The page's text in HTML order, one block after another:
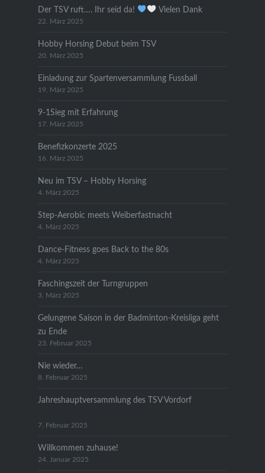
Der TSV ruft…. Ihr seid da! Vielen Dank
22. März 2025
Hobby Horsing Debut beim TSV
20. März 2025
Einladung zur Spartenversammlung Fussball
19. März 2025
9-1Sieg mit Erfahrung
17. März 2025
Benefizkonzerte 2025
16. März 2025
Neu im TSV – Hobby Horsing
4. März 2025
Step-Aerobic meets Weiberfastnacht
4. März 2025
Dance-Fitness goes Back to the 80s
4. März 2025
Faschingszeit der Turngruppen
3. März 2025
Gelungene Saison in der Badminton-Kreisliga geht
zu Ende
23. Februar 2025
Nie wieder…
8. Februar 2025
Jahreshauptversammlung des TSV Vordorf
7. Februar 2025
Willkommen zuhause!
24. Januar 2025